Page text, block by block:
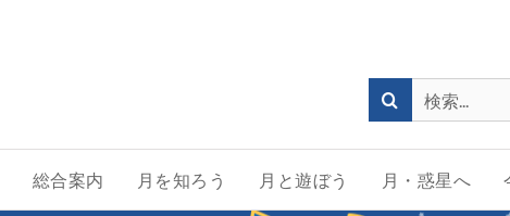
検
索
…
総合案内 月を知ろう 月と遊ぼう 月・惑星へ